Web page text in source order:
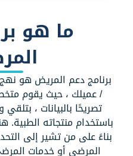
ما هو
برنامج دعم المريض هو
/ عميلك ، حيث يقوم
تصريحًا بالبيانات ،
باستخدام منتجاته الطبية.
بناءً على من تشير إلى
المرضى أو خدمات